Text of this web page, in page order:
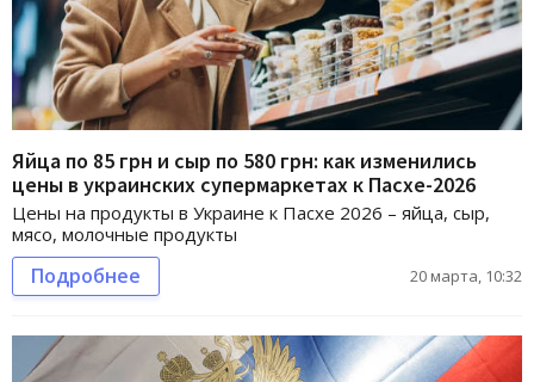
Яйца по 85 грн и сыр по 580 грн: как изменились
цены в украинских супермаркетах к Пасхе-2026
Цены на продукты в Украине к Пасхе 2026 – яйца, сыр,
мясо, молочные продукты
Подробнее 20 марта, 10:32